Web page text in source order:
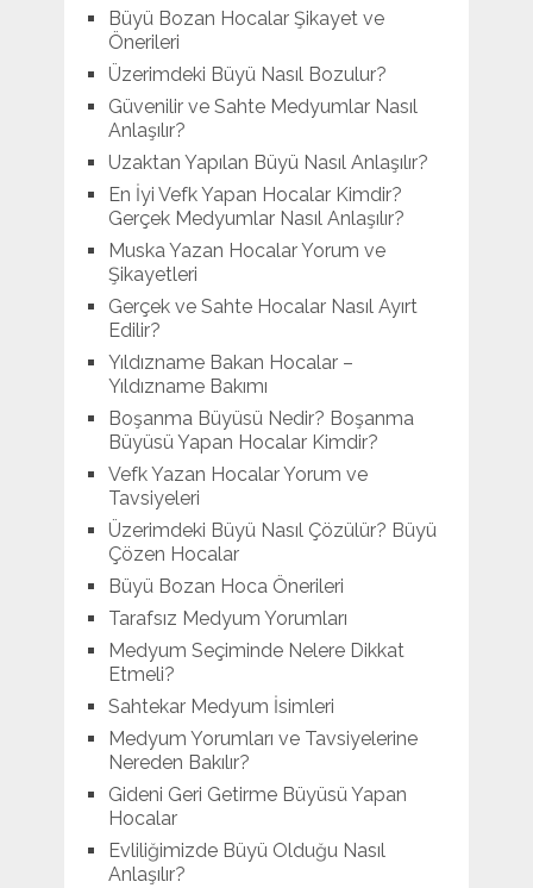
Büyü Bozan Hocalar Şikayet ve
Önerileri
Üzerimdeki Büyü Nasıl Bozulur?
Güvenilir ve Sahte Medyumlar Nasıl
Anlaşılır?
Uzaktan Yapılan Büyü Nasıl Anlaşılır?
En İyi Vefk Yapan Hocalar Kimdir?
Gerçek Medyumlar Nasıl Anlaşılır?
Muska Yazan Hocalar Yorum ve
Şikayetleri
Gerçek ve Sahte Hocalar Nasıl Ayırt
Edilir?
Yıldızname Bakan Hocalar –
Yıldızname Bakımı
Boşanma Büyüsü Nedir? Boşanma
Büyüsü Yapan Hocalar Kimdir?
Vefk Yazan Hocalar Yorum ve
Tavsiyeleri
Üzerimdeki Büyü Nasıl Çözülür? Büyü
Çözen Hocalar
Büyü Bozan Hoca Önerileri
Tarafsız Medyum Yorumları
Medyum Seçiminde Nelere Dikkat
Etmeli?
Sahtekar Medyum İsimleri
Medyum Yorumları ve Tavsiyelerine
Nereden Bakılır?
Gideni Geri Getirme Büyüsü Yapan
Hocalar
Evliliğimizde Büyü Olduğu Nasıl
Anlaşılır?